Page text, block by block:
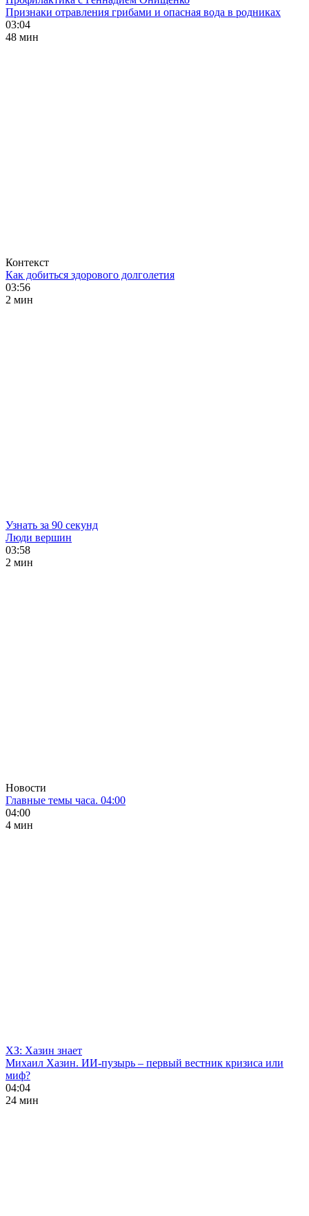
Признаки отравления грибами и опасная вода в родниках
03:04
48 мин
Контекст
Как добиться здорового долголетия
03:56
2 мин
Узнать за 90 секунд
Люди вершин
03:58
2 мин
Новости
Главные темы часа. 04:00
04:00
4 мин
ХЗ: Хазин знает
Михаил Хазин. ИИ-пузырь – первый вестник кризиса или
миф?
04:04
24 мин